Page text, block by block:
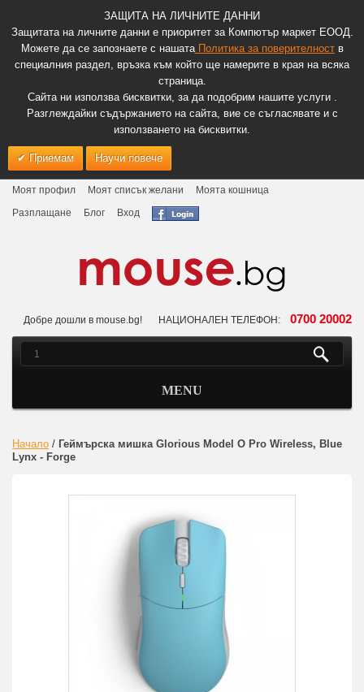
ЗАЩИТА НА ЛИЧНИТЕ ДАННИ
Защитата на личните данни е приоритет за Компютър маркет ЕООД.
Можете да се запознаете с нашатаПолитика за поверителноств
специалния раздел, връзка към който ще намерите в края на всяка
страница.
Сайта ни използва бисквитки, за да подобрим нашите услуги .
Разглеждайки съдържанието на сайта, вие се съгласявате и с
използването на бисквитки.
Приемам Научи повече
Моят профил Моят списък желани
Моята кошница
Разплащане
Блог Вход
Добре дошли в mouse.bg! НАЦИОНАЛЕН ТЕЛЕФОН: 0700 20002
MENU
Начало / Геймърска мишка Glorious Model O Pro Wireless, Blue
Lynx - Forge